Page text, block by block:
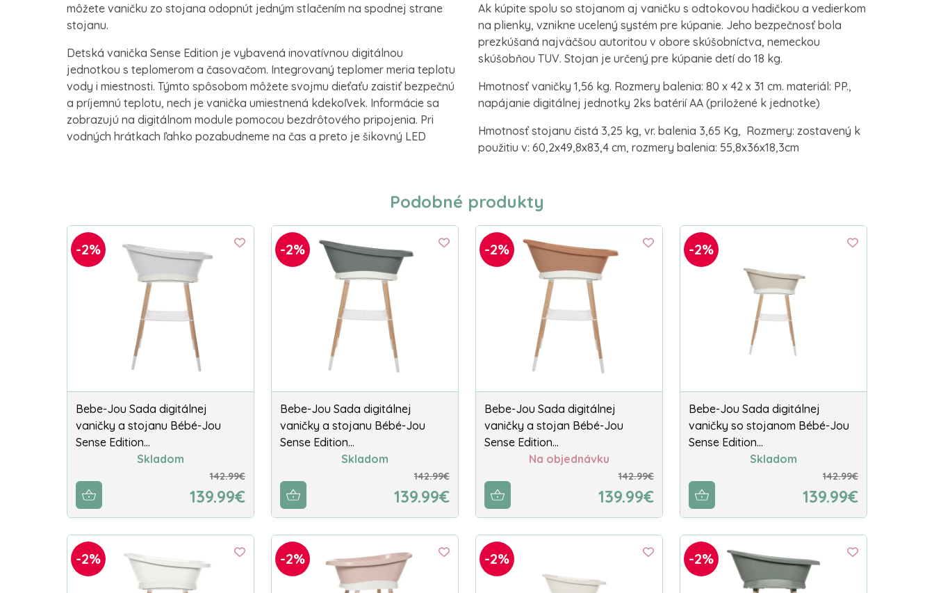
môžete vaničku zo stojana odopnút jedným stlačením na spodnej strane
stojanu.
Detská vanička Sense Edition je vybavená inovatívnou digitálnou
jednotkou s teplomerom a časovačom. Integrovaný teplomer meria teplotu
vody i miestnosti. Týmto spôsobom môžete svojmu dieťaťu zaistiť bezpečnú
a príjemnú teplotu, nech je vanička umiestnená kdekoľvek. Informácie sa
zobrazujú na digitálnom module pomocou bezdrôtového pripojenia. Pri
vodných hrátkach ľahko pozabudneme na čas a preto je šikovný LED
Ak kúpite spolu so stojanom aj vaničku s odtokovou hadičkou a vedierkom
na plienky, vznikne ucelený systém pre kúpanie. Jeho bezpečnosť bola
prezkúšaná najväčšou autoritou v obore skúšobníctva, nemeckou
skúšobňou TUV. Stojan je určený pre kúpanie detí do 18 kg.
Hmotnosť vaničky 1,56 kg. Rozmery balenia: 80 x 42 x 31 cm. materiál: PP.,
napájanie digitálnej jednotky 2ks batérií AA (priložené k jednotke)
Hmotnosť stojanu čistá 3,25 kg, vr. balenia 3,65 Kg, Rozmery: zostavený k
použitiu v: 60,2x49,8x83,4 cm, rozmery balenia: 55,8x36x18,3cm
Podobné produkty
-2%
Bebe-Jou Sada digitálnej
vaničky a stojanu Bébé-Jou
Sense Edition…
Skladom
142.99€
139.99€
-2%
Bebe-Jou Sada digitálnej
vaničky a stojanu Bébé-Jou
Sense Edition…
Skladom
142.99€
139.99€
-2%
Bebe-Jou Sada digitálnej
vaničky a stojan Bébé-Jou
Sense Edition…
Na objednávku
142.99€
139.99€
-2%
Bebe-Jou Sada digitálnej
vaničky so stojanom Bébé-Jou
Sense Edition…
Skladom
142.99€
139.99€
-2% -2% -2% -2%